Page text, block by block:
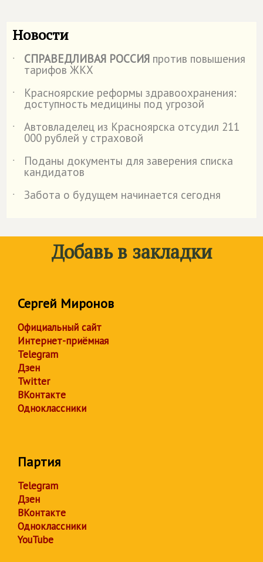
Новости
˙ СПРАВЕДЛИВАЯ РОССИЯ против повышения
тарифов ЖКХ
˙
Красноярские реформы здравоохранения:
доступность медицины под угрозой
˙
Автовладелец из Красноярска отсудил 211
000 рублей у страховой
˙
️Поданы документы для заверения списка
кандидатов
˙
Забота о будущем начинается сегодня
Добавь в закладки
Сергей Миронов
Официальный сайт
Интернет-приёмная
Telegram
Дзен
Twitter
ВКонтакте
Одноклассники
Партия
Telegram
Дзен
ВКонтакте
Одноклассники
YouTube